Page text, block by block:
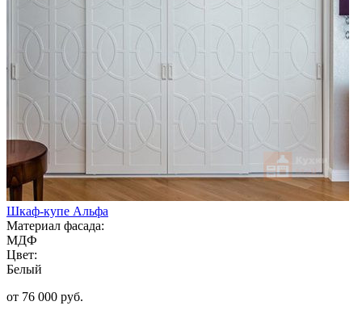
Шкаф-купе Альфа
Материал фасада:
МДФ
Цвет:
Белый
от 76 000 руб.